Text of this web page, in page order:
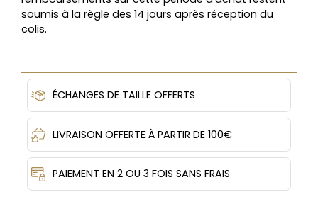
soumis à la règle des 14 jours après réception du
colis.
ÉCHANGES DE TAILLE OFFERTS
LIVRAISON OFFERTE À PARTIR DE 100€
PAIEMENT EN 2 OU 3 FOIS SANS FRAIS